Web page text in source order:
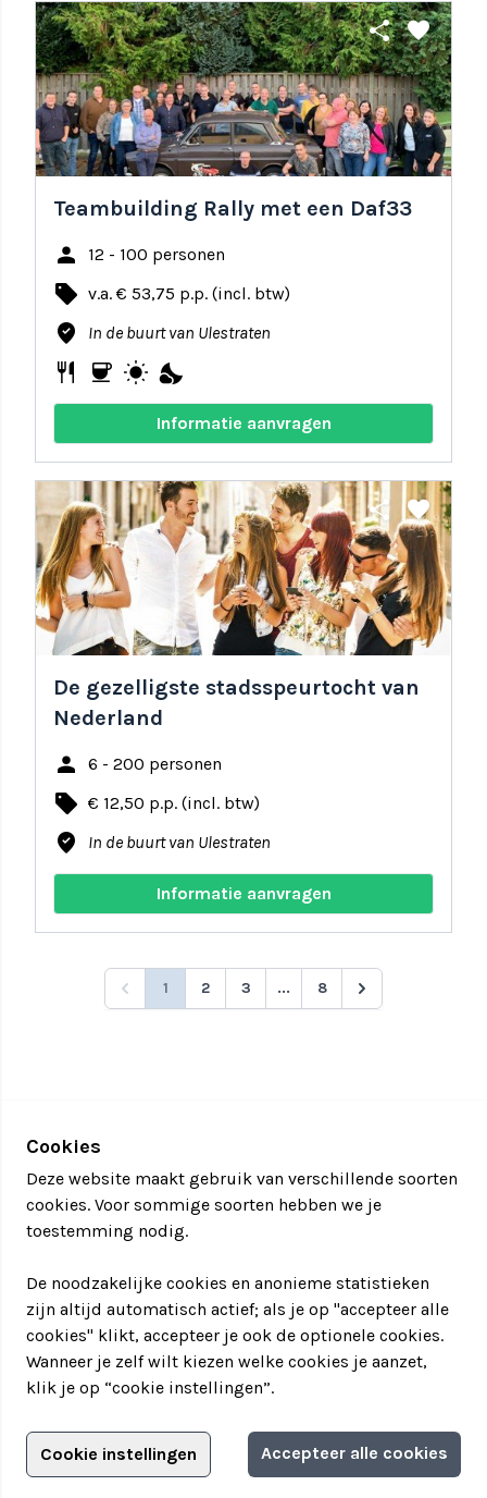
Filter jouw teamuitstapje!
share favorite
Teambuilding Rally met een Daf33
person 12 - 100 personen
local_offer v.a. € 53,75 p.p. (incl. btw)
where_to_vote In de buurt van Ulestraten
restaurant coffee wb_sunny nights_stay
Informatie aanvragen
share favorite
De gezelligste stadsspeurtocht van
Nederland
person 6 - 200 personen
local_offer € 12,50 p.p. (incl. btw)
where_to_vote In de buurt van Ulestraten
Informatie aanvragen
1 2 3 ... 8
Adverteren?
Adverteerdersopties
Cookies
Deze website maakt gebruik van verschillende soorten
cookies. Voor sommige soorten hebben we je
toestemming nodig.
De noodzakelijke cookies en anonieme statistieken
zijn altijd automatisch actief; als je op "accepteer alle
cookies" klikt, accepteer je ook de optionele cookies.
Wanneer je zelf wilt kiezen welke cookies je aanzet,
klik je op “cookie instellingen”.
Cookie instellingen Accepteer alle cookies